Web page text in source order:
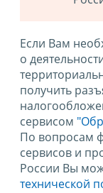
Если Вам
о
получить
сервисом
По вопросам
сервисов и
России Вы
технической